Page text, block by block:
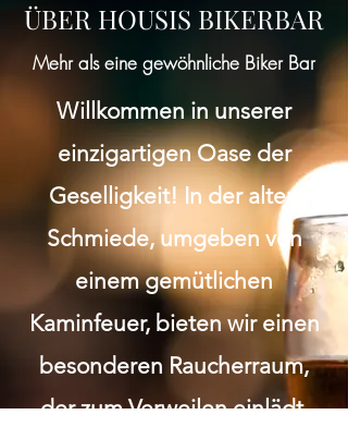
ÜBER HOUSIS BIKERBAR
Mehr als eine gewöhnliche Biker Bar
Willkommen in unserer
einzigartigen Oase der
Geselligkeit! In der alten
Schmiede, umgeben von
einem gemütlichen
Kaminfeuer, bieten wir einen
besonderen Raucherraum,
der zum Verweilen einlädt.